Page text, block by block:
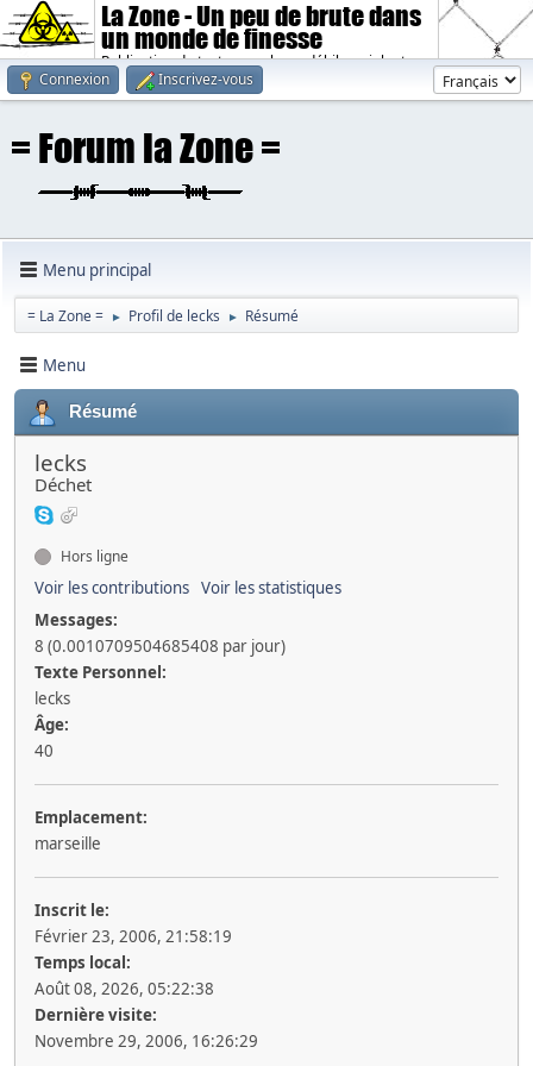
La Zone - Un peu de brute dans
un monde de finesse
Publication de textes sombres, débiles, violents.
Connexion
Inscrivez-vous
Menu principal
= La Zone = ► Profil de lecks ► Résumé
Menu
Résumé
lecks
Déchet
Hors ligne
Voir les contributions Voir les statistiques
Messages:
8 (0.0010709504685408 par jour)
Texte Personnel:
lecks
Âge:
40
Emplacement:
marseille
Inscrit le:
Février 23, 2006, 21:58:19
Temps local:
Août 08, 2026, 05:22:38
Dernière visite:
Novembre 29, 2006, 16:26:29